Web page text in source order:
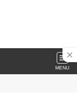
MENU